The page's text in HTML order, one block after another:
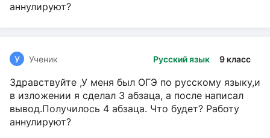
аннулируют?
Русский язык 9 класс
У Ученик
Здравствуйте ,У меня был ОГЭ по русскому языку,и
в изложении я сделал 3 абзаца, а после написал
вывод.Получилось 4 абзаца. Что будет? Работу
аннулируют?